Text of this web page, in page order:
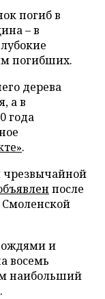
погиб в
– в
погибших.
дерева
а в
года
.
чрезвычайной
после
и
восемь
наибольший